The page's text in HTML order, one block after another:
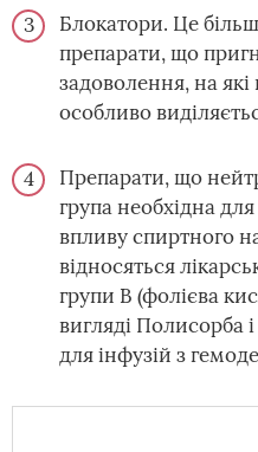
Блокатори. Це
препарати, що
задоволення, на
особливо
Препарати, що
група необхідна
впливу спиртного
відносяться
групи В (фолієва
вигляді Полисорба
для інфузій з